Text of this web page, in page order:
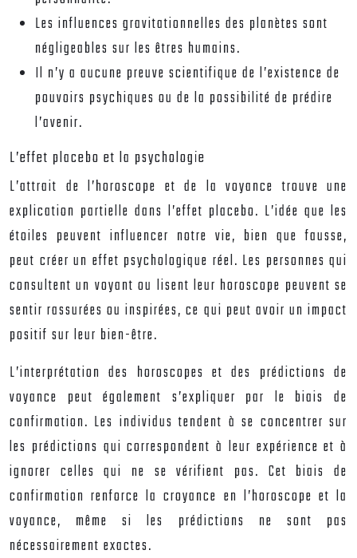
Les influences gravitationnelles des planètes sont
négligeables sur les êtres humains.
Il n’y a aucune preuve scientifique de l’existence de
pouvoirs psychiques ou de la possibilité de prédire
l’avenir.
L’effet placebo et la psychologie
L’attrait de l’horoscope et de la voyance trouve une
explication partielle dans l’effet placebo. L’idée que les
étoiles peuvent influencer notre vie, bien que fausse,
peut créer un effet psychologique réel. Les personnes qui
consultent un voyant ou lisent leur horoscope peuvent se
sentir rassurées ou inspirées, ce qui peut avoir un impact
positif sur leur bien-être.
L’interprétation des horoscopes et des prédictions de
voyance peut également s’expliquer par le biais de
confirmation. Les individus tendent à se concentrer sur
les prédictions qui correspondent à leur expérience et à
ignorer celles qui ne se vérifient pas. Cet biais de
confirmation renforce la croyance en l’horoscope et la
voyance, même si les prédictions ne sont pas
nécessairement exactes.